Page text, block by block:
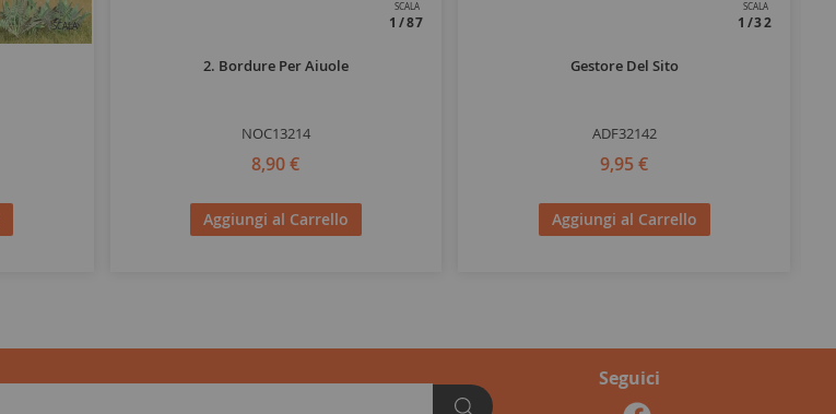
SCALA
SCALA
1/87
2. Bordure Per Aiuole
NOC13214
8,90 €
Aggiungi al Carrello
SCALA
1/32
Gestore Del Sito
ADF32142
9,95 €
Aggiungi al Carrello
Seguici